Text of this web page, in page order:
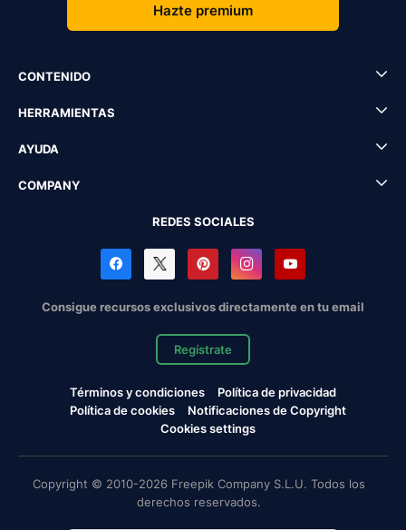
Hazte premium
CONTENIDO
HERRAMIENTAS
AYUDA
COMPANY
REDES SOCIALES
Consigue recursos exclusivos directamente en tu email
Regístrate
Términos y condiciones
Política de privacidad
Política de cookies
Notificaciones de Copyright
Cookies settings
Copyright © 2010-2026 Freepik Company S.L.U. Todos los
derechos reservados.